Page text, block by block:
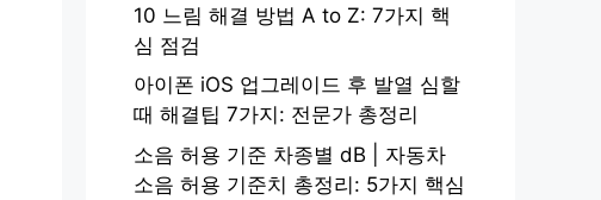
10 느림 해결 방법 A to Z: 7가지 핵
심 점검
아이폰 iOS 업그레이드 후 발열 심할
때 해결팁 7가지: 전문가 총정리
소음 허용 기준 차종별 dB | 자동차
소음 허용 기준치 총정리: 5가지 핵심